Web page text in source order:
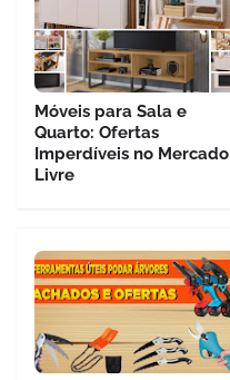
Móveis para Sala e
Quarto: Ofertas
Imperdíveis no Mercado
Livre